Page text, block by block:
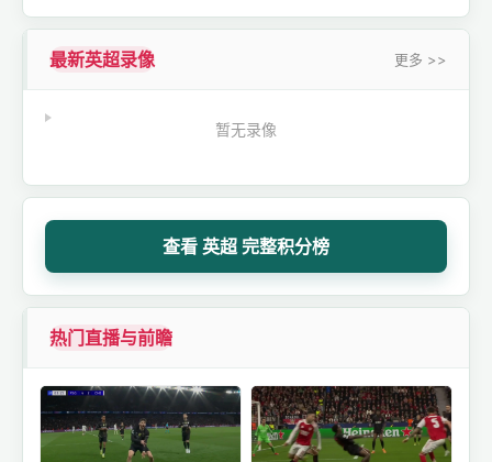
最新英超录像 更多 >>
暂无录像
查看 英超 完整积分榜
热门直播与前瞻